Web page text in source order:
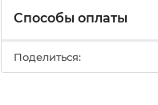
Способы оплаты
Поделиться: